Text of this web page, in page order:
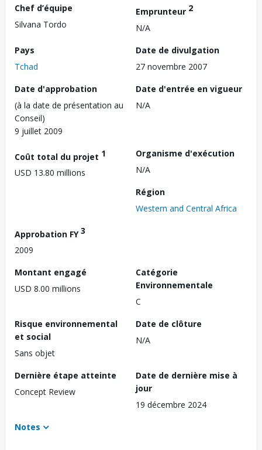
Chef d’équipe
Silvana Tordo
Emprunteur 2
N/A
Pays
Tchad
Date de divulgation
27 novembre 2007
Date d'approbation
(à la date de présentation au
Conseil)
9 juillet 2009
Date d'entrée en vigueur
N/A
Coût total du projet 1
USD 13.80 millions
Organisme d'exécution
N/A
Région
Western and Central Africa
Approbation FY3
2009
Montant engagé
USD 8.00 millions
Catégorie
Environnementale
C
Risque environnemental
et social
Sans objet
Date de clôture
N/A
Dernière étape atteinte
Concept Review
Date de dernière mise à
jour
19 décembre 2024
Notes